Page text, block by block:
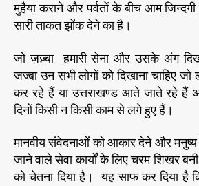
मुहैया कराने और पर्वतों के बीच आम
सारी ताकत झोंक देने का है।
जो ज़ज़्बा हमारी सेना और उसके अंग
जज्बा उन सभी लोगों को दिखाना चाहिए जो
कर रहे हैं या उत्तराखण्ड आते-जाते रहे हैं
दिनों किसी न किसी काम से लगे हुए हैं।
मानवीय संवेदनाओं को आकार देने और मनुष्य
जाने वाले सेवा कार्यों के लिए चरम शिखर
को चेतना दिया है। यह साफ कर दिया है